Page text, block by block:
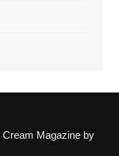
Cream Magazine by